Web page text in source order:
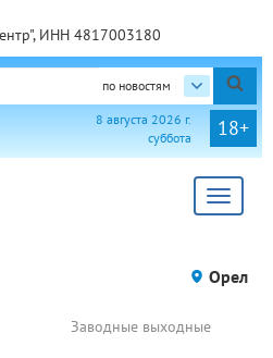
ИНН 4817003180
по новостям
18+
8 августа 2026 г.
суббота
Toggle
Орел
Заводные выходные